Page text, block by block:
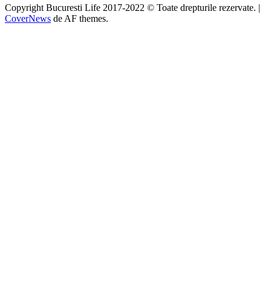
Copyright Bucuresti Life 2017-2022 © Toate drepturile rezervate. |
CoverNews de AF themes.